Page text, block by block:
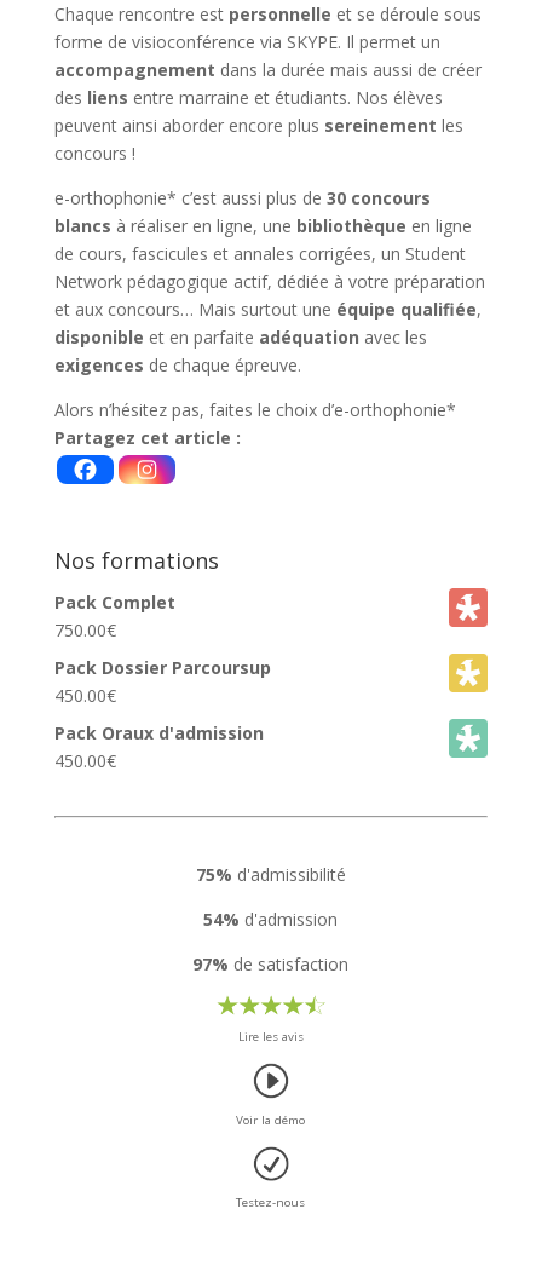
Chaque rencontre est personnelle et se déroule sous
forme de visioconférence via SKYPE. Il permet un
accompagnement dans la durée mais aussi de créer
des liens entre marraine et étudiants. Nos élèves
peuvent ainsi aborder encore plus sereinement les
concours !
e-orthophonie* c’est aussi plus de 30 concours
blancs à réaliser en ligne, une bibliothèque en ligne
de cours, fascicules et annales corrigées, un Student
Network pédagogique actif, dédiée à votre préparation
et aux concours… Mais surtout une équipe qualifiée,
disponible et en parfaite adéquation avec les
exigences de chaque épreuve.
Alors n’hésitez pas, faites le choix d’e-orthophonie*
Partagez cet article :
Nos formations
Pack Complet
750.00€
Pack Dossier Parcoursup
450.00€
Pack Oraux d'admission
450.00€
75% d'admissibilité
54% d'admission
97% de satisfaction
Lire les avis
Voir la démo
Testez-nous